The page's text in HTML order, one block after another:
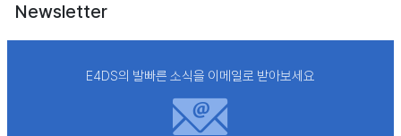
Newsletter
E4DS의 발빠른 소식을 이메일로 받아보세요